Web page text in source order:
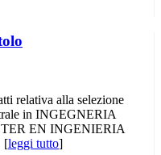
relativa alla selezione
in INGEGNERIA
EN INGENIERIA
[leggi tutto]